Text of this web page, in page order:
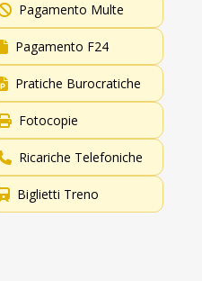
Pagamento Multe
Pagamento F24
Pratiche Burocratiche
Fotocopie
Ricariche Telefoniche
Biglietti Treno